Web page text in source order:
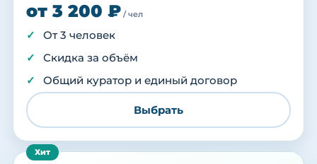
от 3 200 ₽ / чел
От 3 человек
Скидка за объём
Общий куратор и единый договор
Выбрать